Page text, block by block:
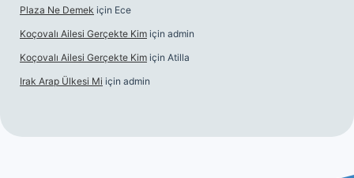
Plaza Ne Demek için Ece
Koçovalı Ailesi Gerçekte Kim için admin
Koçovalı Ailesi Gerçekte Kim için Atilla
Irak Arap Ülkesi Mi için admin